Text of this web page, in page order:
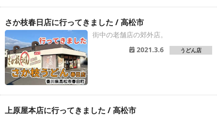
さか枝春日店に行ってきました / 高松市
街中の老舗店の郊外店。
2021.3.6
うどん店
上原屋本店に行ってきました / 高松市